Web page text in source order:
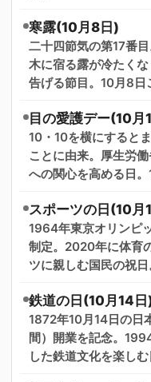
寒露(10月8日)
二十四節気の第17番
木に宿る露が冷たく
告げる節目。10月8日
目の愛護デー(10月
10・10を横にすると
ことに由来。厚生労
への関心を高める日。
スポーツの日(10月
1964年東京オリンピ
制定。2020年に体育
ツに親しむ国民の祝日
鉄道の日(10月14日
1872年10月14日の日
間）開業を記念。
した鉄道文化を楽しむ